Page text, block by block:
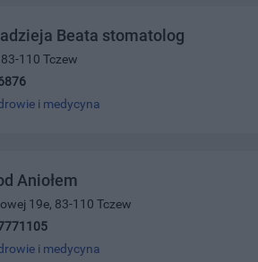
Beata stomatolog
110 Tczew
i medycyna
Aniołem
19e, 83-110 Tczew
i medycyna